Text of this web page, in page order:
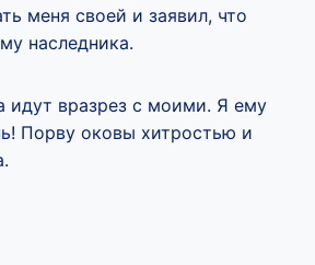
меня своей и заявил, что
наследника.
идут вразрез с моими. Я ему
Порву оковы хитростью и